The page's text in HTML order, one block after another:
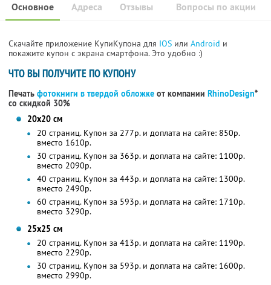
Основное Отзывы Вопросы по акции
Адреса
Скачайте приложение КупиКупона для IOS или Android и
покажите купон с экрана смартфона. Это удобно :)
ЧТО ВЫ ПОЛУЧИТЕ ПО КУПОНУ
Печать фотокниги в твердой обложке от компании RhinoDesign*
со скидкой 30%
20х20 см
20 страниц. Купон за 277р. и доплата на сайте: 850р.
вместо 1610р.
30 страниц. Купон за 363р. и доплата на сайте: 1100р.
вместо 2090р.
40 страниц. Купон за 443р. и доплата на сайте: 1300р.
вместо 2490р.
60 страниц. Купон за 593р. и доплата на сайте: 1710р.
вместо 3290р.
25х25 см
20 страниц. Купон за 413р. и доплата на сайте: 1190р.
вместо 2290р.
30 страниц. Купон за 593р. и доплата на сайте: 1600р.
вместо 2990р.